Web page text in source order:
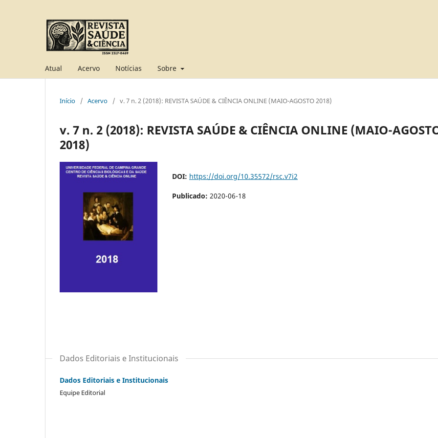
Atual Acervo Notícias Sobre
Início / Acervo / v. 7 n. 2 (2018): REVISTA SAÚDE & CIÊNCIA ONLINE (MAIO-AGOSTO 2018)
v. 7 n. 2 (2018): REVISTA SAÚDE & CIÊNCIA ONLINE (MAIO-
2018)
DOI: https://doi.org/10.35572/rsc.v7i2
Publicado: 2020-06-18
Dados Editoriais e Institucionais
Dados Editoriais e Institucionais
Equipe Editorial